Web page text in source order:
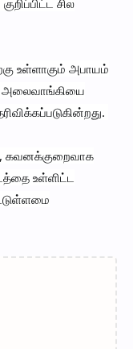
சில
உள்ளாகும் அபாயம்
அலைவாங்கியை
கவனக்குறைவாக
உள்ளிட்ட